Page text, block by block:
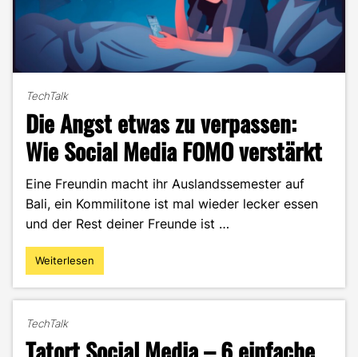
TechTalk
Die Angst etwas zu verpassen:
Wie Social Media FOMO verstärkt
Eine Freundin macht ihr Auslandssemester auf
Bali, ein Kommilitone ist mal wieder lecker essen
und der Rest deiner Freunde ist …
"Die
Angst
verpassen:
Wie
Weiterlesen
TechTalk